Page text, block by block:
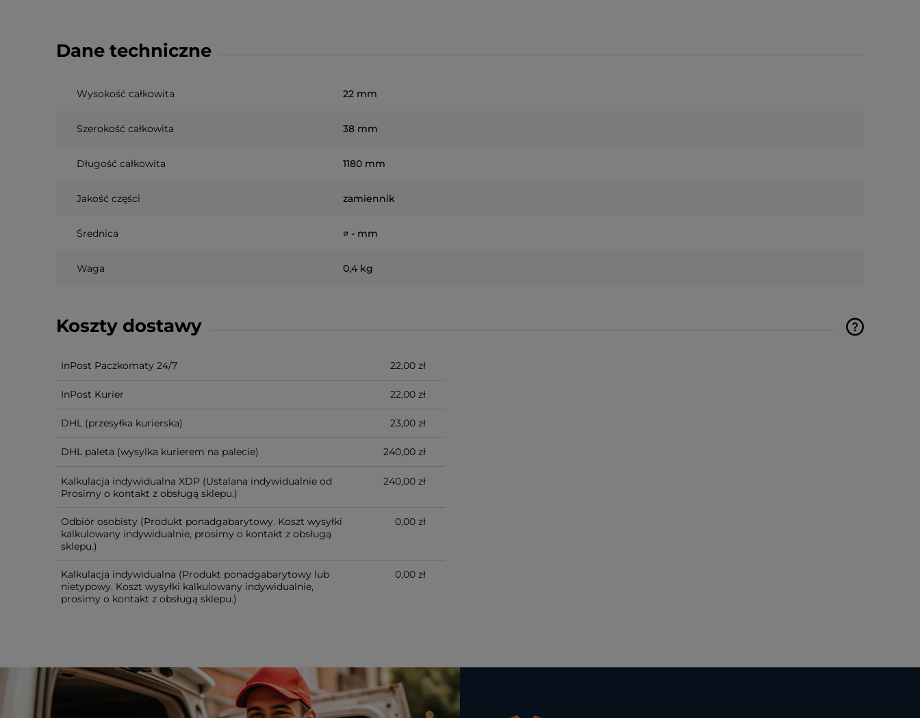
Dane techniczne
Wysokość całkowita 22 mm
Szerokość całkowita 38 mm
Długość całkowita 1180 mm
Jakość części zamiennik
Średnica ∅ - mm
Waga 0,4 kg
Koszty dostawy
InPost Paczkomaty 24/7 22,00 zł
InPost Kurier 22,00 zł
DHL (przesyłka kurierska) 23,00 zł
DHL paleta (wysylka kurierem na palecie) 240,00 zł
Kalkulacja indywidualna XDP (Ustalana indywidualnie od
Prosimy o kontakt z obsługą sklepu.)
240,00 zł
Odbiór osobisty (Produkt ponadgabarytowy. Koszt wysyłki
kalkulowany indywidualnie, prosimy o kontakt z obsługą
sklepu.)
0,00 zł
Kalkulacja indywidualna (Produkt ponadgabarytowy lub
nietypowy. Koszt wysyłki kalkulowany indywidualnie,
prosimy o kontakt z obsługą sklepu.)
0,00 zł